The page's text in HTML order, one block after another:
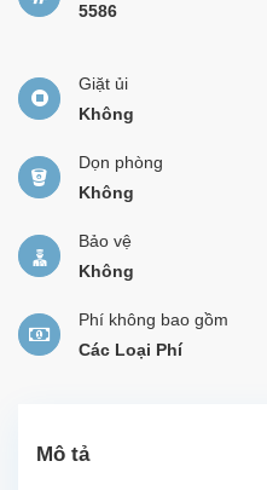
5586
Giặt ủi
Không
Dọn phòng
Không
Bảo vệ
Không
Phí không bao gồm
Các Loại Phí
Mô tả